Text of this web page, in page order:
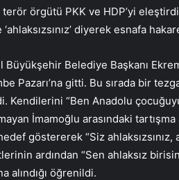
örgütü PKK ve HDP’yi
diyerek esnafa
Büyükşehir Belediye Başkanı
Pazarı’na gitti. Bu sırada bir
Kendilerini “Ben Anadolu
İmamoğlu arasındaki
göstererek “Siz
ardından “Sen ahlaksız
alındığı öğrenildi.